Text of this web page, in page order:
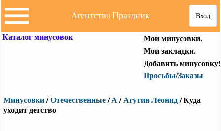
Вход
Агентство Праздник
Каталог минусовок
Мои минусовки.
Мои закладки.
Добавить минусовку!
Просьбы/Заказы
Минусовки/Отечественные/А/Агутин Леонид/ Куда
уходит детство